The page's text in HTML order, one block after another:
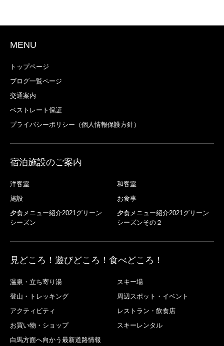
MENU
トップページ
ブログ一覧ページ
交通案内
ベストレート保証
プライバシーポリシー（個人情報保護方針）
宿泊施設のご案内
洋客室
和客室
施設
お食事
夕食メニュー紹介2021グリーン
シーズン
夕食メニュー紹介2021グリーン
シーズンその２
見どころ！遊びどころ！食べどころ！
温泉・立ち寄り湯
スキー場
登山・トレッキング
周辺スポット・イベント
アクティビティ
レストラン・飲食店
お買い物・ショップ
スキーレンタル
白馬方面へ向かう最新道路情報